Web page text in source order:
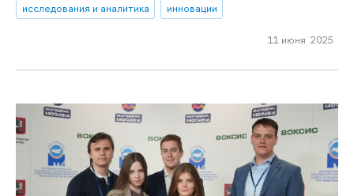
исследования и аналитика
инновации
11 июня 2025